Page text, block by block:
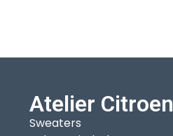
Atelier Citroen
Sweaters